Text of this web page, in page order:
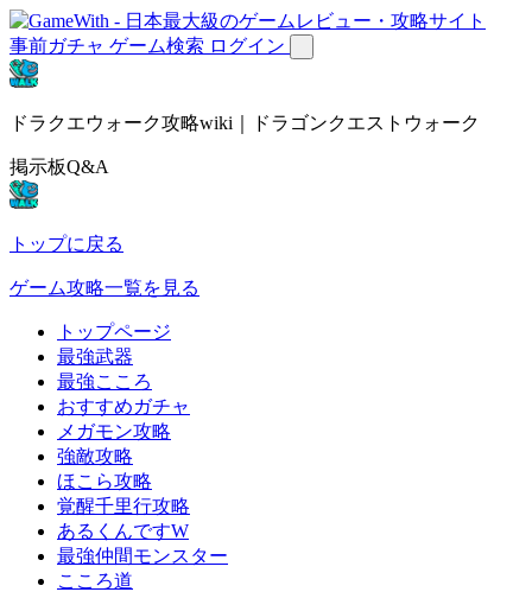
事前ガチャ ゲーム検索 ログイン
ドラクエウォーク攻略wiki｜ドラゴンクエストウォーク
掲示板Q&A
トップに戻る
ゲーム攻略一覧を見る
トップページ
最強武器
最強こころ
おすすめガチャ
メガモン攻略
強敵攻略
ほこら攻略
覚醒千里行攻略
あるくんですW
最強仲間モンスター
こころ道